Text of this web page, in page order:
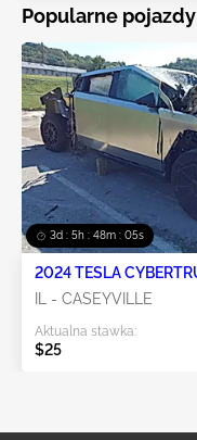
Popularne pojazdy
3d : 5h : 48m : 04s
2024 TESLA
IL - CASEYVILLE
Aktualna stawka:
$25